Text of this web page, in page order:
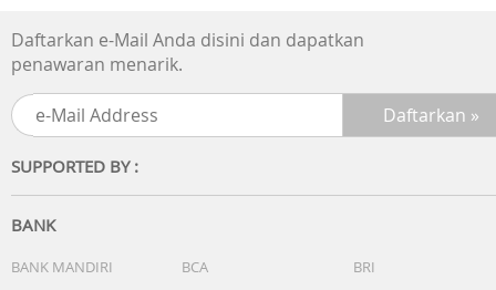
Daftarkan e-Mail Anda disini dan dapatkan
penawaran menarik.
SUPPORTED BY :
BANK
BANK MANDIRI BCA
BRI